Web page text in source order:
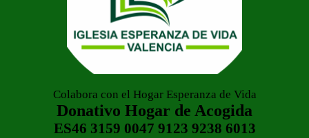
Colabora con el Hogar Esperanza de Vida
Donativo Hogar de Acogida
ES46 3159 0047 9123 9238 6013